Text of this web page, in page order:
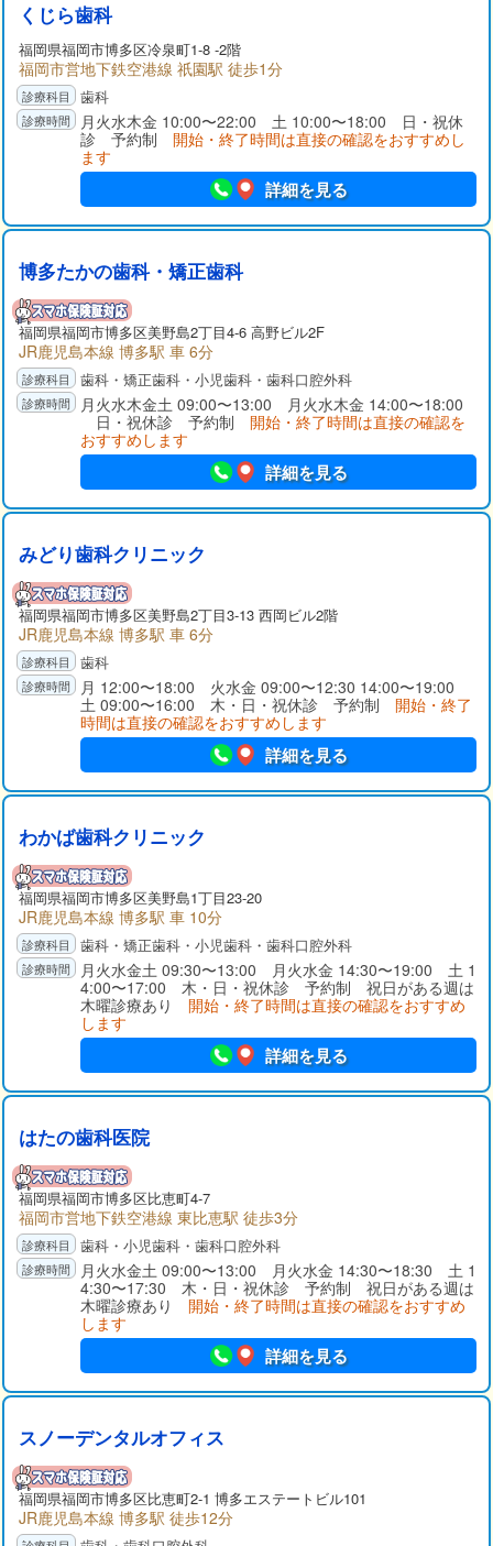
くじら歯科
福岡県福岡市博多区冷泉町1-8 -2階
福岡市営地下鉄空港線 祇園駅 徒歩1分
歯科
月火水木金 10:00〜22:00 土 10:00〜18:00 日・祝休
診 予約制 開始・終了時間は直接の確認をおすすめし
ます
詳細を見る
博多たかの歯科・矯正歯科
福岡県福岡市博多区美野島2丁目4-6 高野ビル2F
JR鹿児島本線 博多駅 車 6分
歯科・矯正歯科・小児歯科・歯科口腔外科
月火水木金土 09:00〜13:00 月火水木金 14:00〜18:00
日・祝休診 予約制 開始・終了時間は直接の確認を
おすすめします
詳細を見る
みどり歯科クリニック
福岡県福岡市博多区美野島2丁目3-13 西岡ビル2階
JR鹿児島本線 博多駅 車 6分
歯科
月 12:00〜18:00 火水金 09:00〜12:30 14:00〜19:00
土 09:00〜16:00 木・日・祝休診 予約制 開始・終了
時間は直接の確認をおすすめします
詳細を見る
わかば歯科クリニック
福岡県福岡市博多区美野島1丁目23-20
JR鹿児島本線 博多駅 車 10分
歯科・矯正歯科・小児歯科・歯科口腔外科
月火水金土 09:30〜13:00 月火水金 14:30〜19:00 土 1
4:00〜17:00 木・日・祝休診 予約制 祝日がある週は
木曜診療あり 開始・終了時間は直接の確認をおすすめ
します
詳細を見る
はたの歯科医院
福岡県福岡市博多区比恵町4-7
福岡市営地下鉄空港線 東比恵駅 徒歩3分
歯科・小児歯科・歯科口腔外科
月火水金土 09:00〜13:00 月火水金 14:30〜18:30 土 1
4:30〜17:30 木・日・祝休診 予約制 祝日がある週は
木曜診療あり 開始・終了時間は直接の確認をおすすめ
します
詳細を見る
スノーデンタルオフィス
福岡県福岡市博多区比恵町2-1 博多エステートビル101
JR鹿児島本線 博多駅 徒歩12分